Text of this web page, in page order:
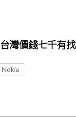
灣價錢七千有找
Nokia